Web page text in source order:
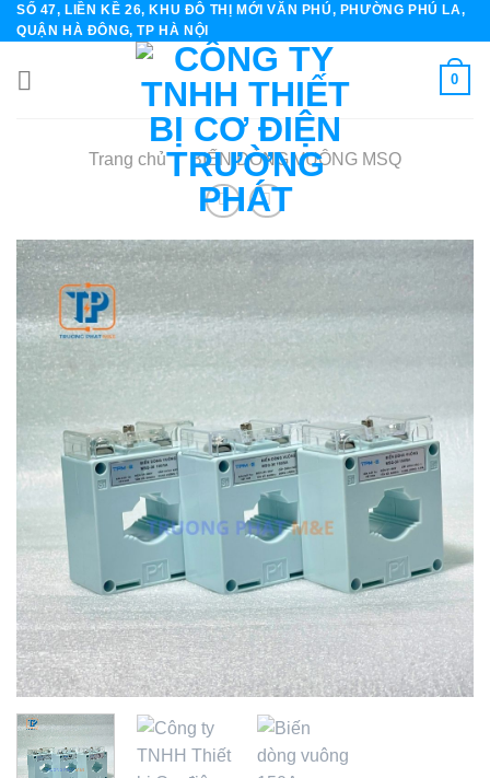
Skip
to
content
SỐ 47, LIỀN KỀ 26, KHU ĐÔ THỊ MỚI VĂN PHÚ, PHƯỜNG PHÚ LA,
QUẬN HÀ ĐÔNG, TP HÀ NỘI
0
Trang chủ / BIẾN DÒNG VUÔNG MSQ